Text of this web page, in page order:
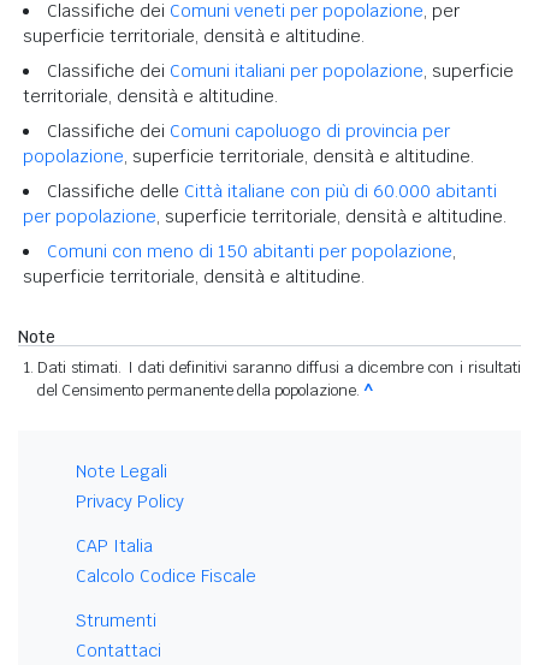
Classifiche dei Comuni veneti per popolazione, per
superficie territoriale, densità e altitudine.
Classifiche dei Comuni italiani per popolazione, superficie
territoriale, densità e altitudine.
Classifiche dei Comuni capoluogo di provincia per
popolazione, superficie territoriale, densità e altitudine.
Classifiche delle Città italiane con più di 60.000 abitanti
per popolazione, superficie territoriale, densità e altitudine.
Comuni con meno di 150 abitanti per popolazione,
superficie territoriale, densità e altitudine.
Note
Dati stimati. I dati definitivi saranno diffusi a dicembre con i risultati
del Censimento permanente della popolazione. ^
Note Legali
Privacy Policy
CAP Italia
Calcolo Codice Fiscale
Strumenti
Contattaci